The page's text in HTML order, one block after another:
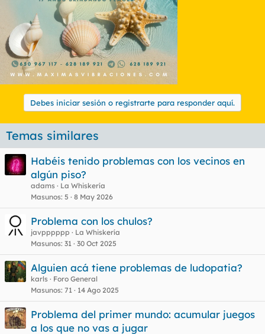
Debes iniciar sesión o registrarte para responder aquí.
Temas similares
Habéis tenido problemas con los vecinos en
algún piso?
adams
La Whiskería
Masunos 5 8 May 2026
Problema con los chulos?
javpppppp
La Whiskería
Masunos 31 30 Oct 2025
Alguien acá tiene problemas de ludopatia?
karls
Foro General
Masunos 71 14 Ago 2025
Problema del primer mundo: acumular juegos
a los que no vas a jugar